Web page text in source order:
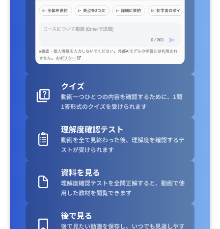
クイズ
動画一つひとつの内容を確認するために、1問
1答形式のクイズを受けられます
理解度確認テスト
動画を全て見終わった後、理解度を確認するテ
ストが受けられます
資料を見る
理解度確認テストを全問正解すると、動画で使
用した教材を閲覧できます
後で見る
後で見たい動画を保存し、いつでも見返しやす